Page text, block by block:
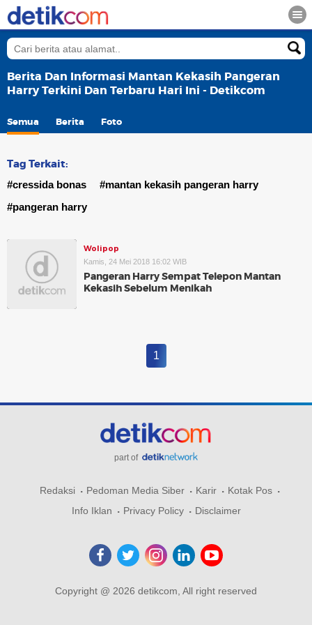
Berita Dan Informasi Mantan Kekasih Pangeran
Harry Terkini Dan Terbaru Hari Ini - Detikcom
Semua Berita Foto
Tag Terkait:
#cressida bonas
#mantan kekasih pangeran harry
#pangeran harry
Wolipop
Kamis, 24 Mei 2018 16:02 WIB
Pangeran Harry Sempat Telepon Mantan
Kekasih Sebelum Menikah
1
part of
Redaksi Pedoman Media Siber Karir
Kotak Pos
Info Iklan
Privacy Policy Disclaimer
Copyright @ 2026 detikcom, All right reserved